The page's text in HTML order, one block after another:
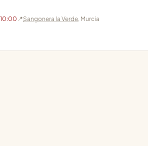
10:00 📍Sangonera la Verde, Murcia